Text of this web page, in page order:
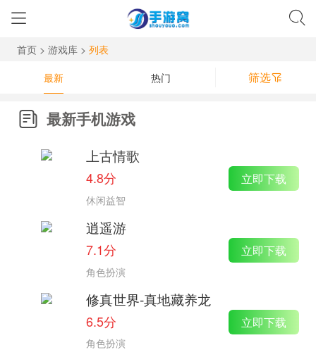
首页 > 游戏库> 列表
最新
热门 筛选
最新手机游戏
上古情歌
4.8分
休闲益智
立即下载
逍遥游
7.1分
角色扮演
立即下载
修真世界-真地藏养龙
6.5分
角色扮演
立即下载